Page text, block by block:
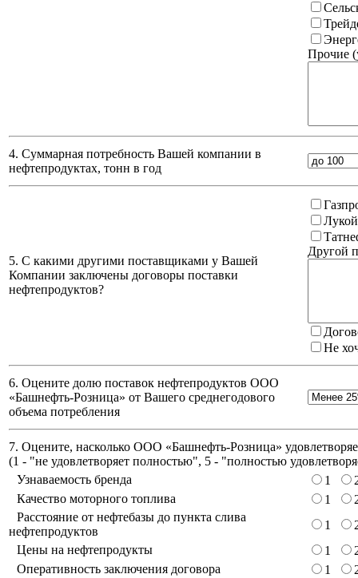
Прочие
4. Суммарная потребность Вашей компании в
нефтепродуктах, тонн в год
5. С какими другими поставщиками у Вашей
Компании заключены договоры поставки
нефтепродуктов?
Другой
Не
6. Оцените долю поставок нефтепродуктов ООО
«Башнефть-Розница» от Вашего среднегодового
объема потребления
7. Оцените, насколько ООО «Башнефть-Розница»
(1 - "не удовлетворяет полностью", 5 - "полностью
Узнаваемость бренда
1
Качество моторного топлива
1
Расстояние от нефтебазы до пункта слива
нефтепродуктов
1
Цены на нефтепродукты
1
Оперативность заключения договора
1